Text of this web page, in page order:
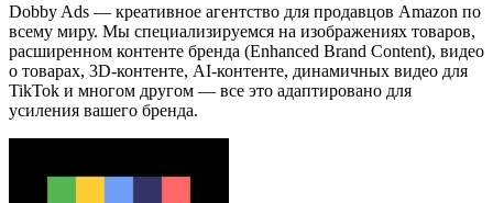
Dobby Ads — креативное агентство для продавцов Amazon по
всему миру. Мы специализируемся на изображениях товаров,
расширенном контенте бренда (Enhanced Brand Content), видео
о товарах, 3D-контенте, AI-контенте, динамичных видео для
TikTok и многом другом — все это адаптировано для
усиления вашего бренда.